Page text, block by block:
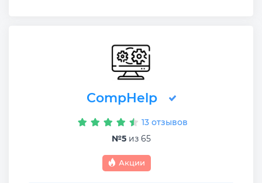
CompHelp
13 отзывов
№5из 65
Акции